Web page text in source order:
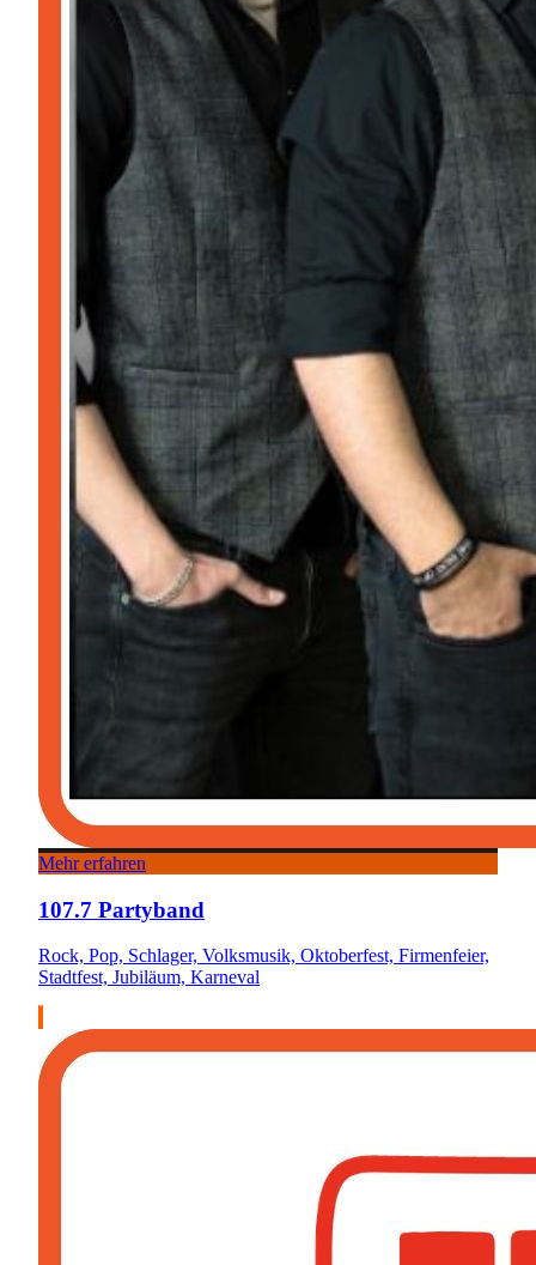
Mehr erfahren
107.7 Partyband
Rock, Pop, Schlager, Volksmusik, Oktoberfest, Firmenfeier,
Stadtfest, Jubiläum, Karneval